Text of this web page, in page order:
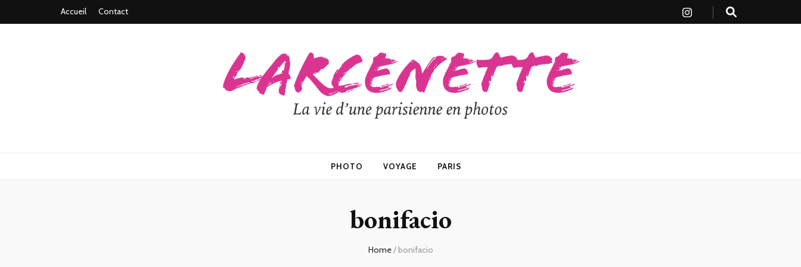
Accueil Contact
PHOTO VOYAGE PARIS
bonifacio
Home/ bonifacio